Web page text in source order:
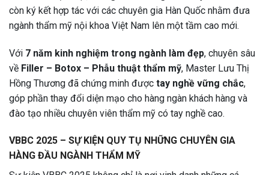
còn ký kết hợp tác với các chuyên gia Hàn Quốc nhằm đưa
ngành thẩm mỹ nội khoa Việt Nam lên một tầm cao mới.
Với 7 năm kinh nghiệm trong ngành làm đẹp, chuyên sâu
về Filler – Botox – Phẫu thuật thẩm mỹ, Master Lưu Thị
Hồng Thương đã chứng minh được tay nghề vững chắc,
góp phần thay đổi diện mạo cho hàng ngàn khách hàng và
đào tạo nhiều chuyên viên thẩm mỹ có tay nghề cao.
VBBC 2025 – SỰ KIỆN QUY TỤ NHỮNG CHUYÊN GIA
HÀNG ĐẦU NGÀNH THẨM MỸ